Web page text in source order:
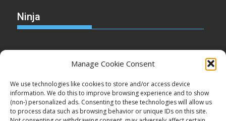
Manage Cookie Consent
We use technologies like cookies to store and/or access device
information. We do this to improve browsing experience and to show
(non-) personalized ads. Consenting to these technologies will allow us
to process data such as browsing behavior or unique IDs on this site.
Ninja